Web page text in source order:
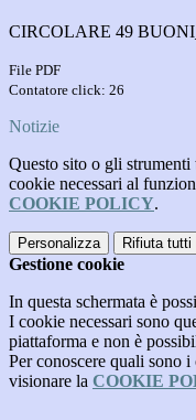
CIRCOLARE 49
File PDF
Contatore click: 26
Notizie
Questo sito o gli
cookie necessari al
COOKIE POLICY.
Personalizza Rifiuta tutti
Gestione cookie
In questa schermata è
I cookie necessari sono
piattaforma e non è
Per conoscere quali sono
visionare la COOKIE